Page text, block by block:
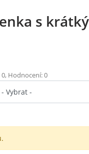
s
Hodnocení: 0